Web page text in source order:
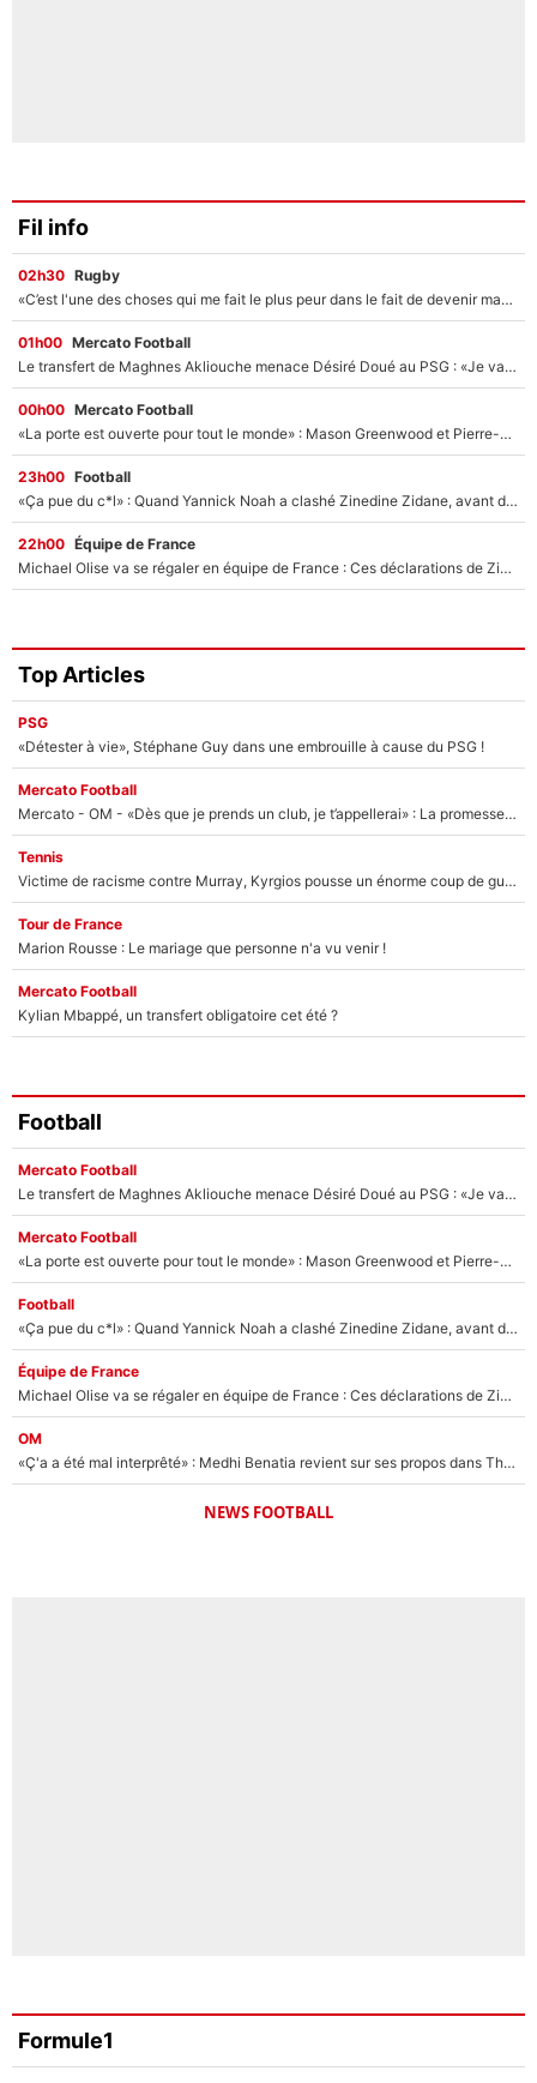
Fil info
02h30 Rugby
«C’est l'une des choses qui me fait le plus peur dans le fait de devenir maman» : En couple avec Antoine Dupont, Iris Mittenaere s'inquiète déjà pour ses futurs enfants !
01h00 Mercato Football
Le transfert de Maghnes Akliouche menace Désiré Doué au PSG : «Je valide à 200%»
00h00 Mercato Football
«La porte est ouverte pour tout le monde» : Mason Greenwood et Pierre-Emerick Aubameyang ont quitté l'OM, Amine Gouiri balance sur la suite du mercato et sur la réaction du vestiaire !
23h00 Football
«Ça pue du c*l» : Quand Yannick Noah a clashé Zinedine Zidane, avant de se faire recadrer par le nouveau sélectionneur de l'équipe de France !
22h00 Équipe de France
Michael Olise va se régaler en équipe de France : Ces déclarations de Zinedine Zidane qui prouvent qu'il va tout miser sur la star du Bayern Munich !
Top Articles
PSG
«Détester à vie», Stéphane Guy dans une embrouille à cause du PSG !
Mercato Football
Mercato - OM - «Dès que je prends un club, je t’appellerai» : La promesse de Marcelino au moment de claquer la porte
Tennis
Victime de racisme contre Murray, Kyrgios pousse un énorme coup de gueule !
Tour de France
Marion Rousse : Le mariage que personne n'a vu venir !
Mercato Football
Kylian Mbappé, un transfert obligatoire cet été ?
Football
Mercato Football
Le transfert de Maghnes Akliouche menace Désiré Doué au PSG : «Je valide à 200%»
Mercato Football
«La porte est ouverte pour tout le monde» : Mason Greenwood et Pierre-Emerick Aubameyang ont quitté l'OM, Amine Gouiri balance sur la suite du mercato et sur la réaction du vestiaire !
Football
«Ça pue du c*l» : Quand Yannick Noah a clashé Zinedine Zidane, avant de se faire recadrer par le nouveau sélectionneur de l'équipe de France !
Équipe de France
Michael Olise va se régaler en équipe de France : Ces déclarations de Zinedine Zidane qui prouvent qu'il va tout miser sur la star du Bayern Munich !
OM
«Ç'a a été mal interprêté» : Medhi Benatia revient sur ses propos dans The Bridge et précise ses conditions pour rejoindre le PSG !
NEWS FOOTBALL
Formule1